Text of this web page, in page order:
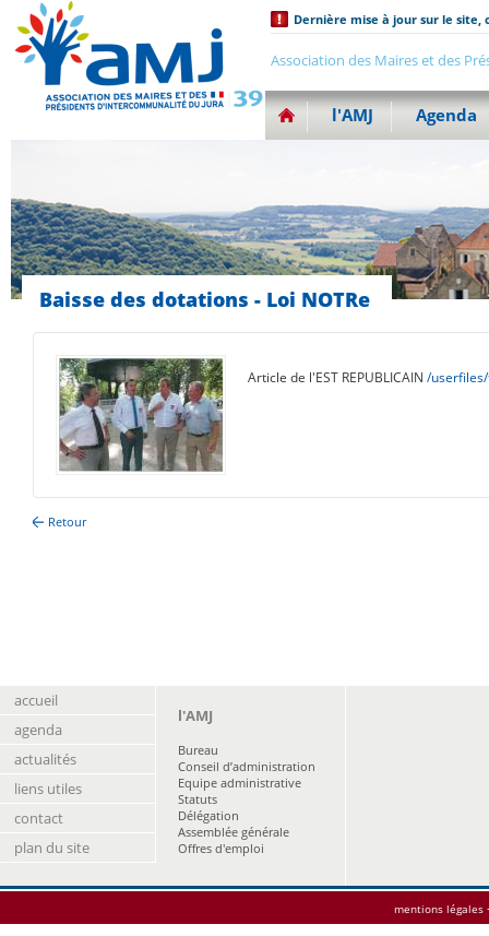
Dernière mise à jour sur le site,
Association des Maires et des
l'AMJ Agenda
Baisse des dotations - Loi NOTRe
Article de l'EST REPUBLICAIN /
Retour
accueil
agenda
actualités
liens utiles
contact
plan du site
l'AMJ
Bureau
Conseil d’administration
Equipe administrative
Statuts
Délégation
Assemblée générale
Offres d'emploi
mentions légales